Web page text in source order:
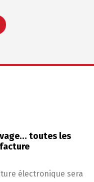
toutes les
électronique sera